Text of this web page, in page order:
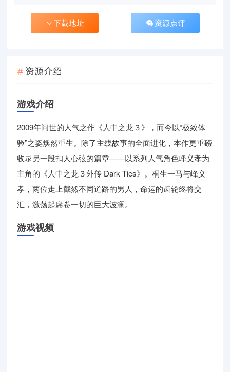
下载地址 资源点评
资源介绍
游戏介绍
2009年问世的人气之作《人中之龙３》，而今以“极致体
验”之姿焕然重生。除了主线故事的全面进化，本作更重磅
收录另一段扣人心弦的篇章——以系列人气角色峰义孝为
主角的《人中之龙３外传 Dark Ties》。桐生一马与峰义
孝，两位走上截然不同道路的男人，命运的齿轮终将交
汇，激荡起席卷一切的巨大波澜。
游戏视频